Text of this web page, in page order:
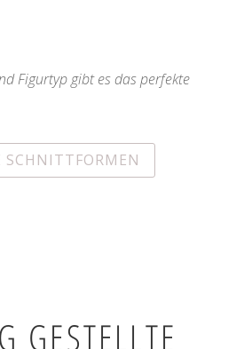
Figurtyp gibt es das perfekte
SCHNITTFORMEN
GESTELLTE